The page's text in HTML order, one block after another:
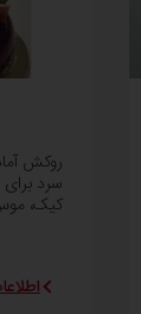
روکش
سرد
کیک،